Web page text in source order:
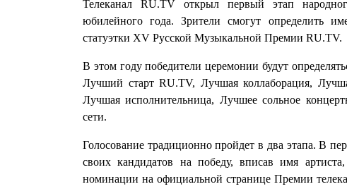
Телеканал RU.TV открыл первый этап
юбилейного года. Зрители смогут определить
статуэтки XV Русской Музыкальной Премии RU.TV.
В этом году победители церемонии будут
Лучший старт RU.TV, Лучшая коллаборация,
Лучшая исполнительница, Лучшее сольное
сети.
Голосование традиционно пройдет в два этапа. В
своих кандидатов на победу, вписав имя
номинации на официальной странице Премии